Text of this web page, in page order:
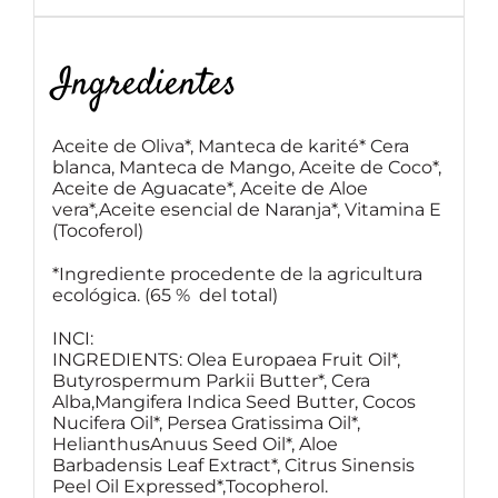
Ingredientes
Aceite de Oliva*, Manteca de karité* Cera
blanca, Manteca de Mango, Aceite de Coco*,
Aceite de Aguacate*, Aceite de Aloe
vera*,Aceite esencial de Naranja*, Vitamina E
(Tocoferol)
*Ingrediente procedente de la agricultura
ecológica. (65 % del total)
INCI:
INGREDIENTS: Olea Europaea Fruit Oil*,
Butyrospermum Parkii Butter*, Cera
Alba,Mangifera Indica Seed Butter, Cocos
Nucifera Oil*, Persea Gratissima Oil*,
HelianthusAnuus Seed Oil*, Aloe
Barbadensis Leaf Extract*, Citrus Sinensis
Peel Oil Expressed*,Tocopherol.